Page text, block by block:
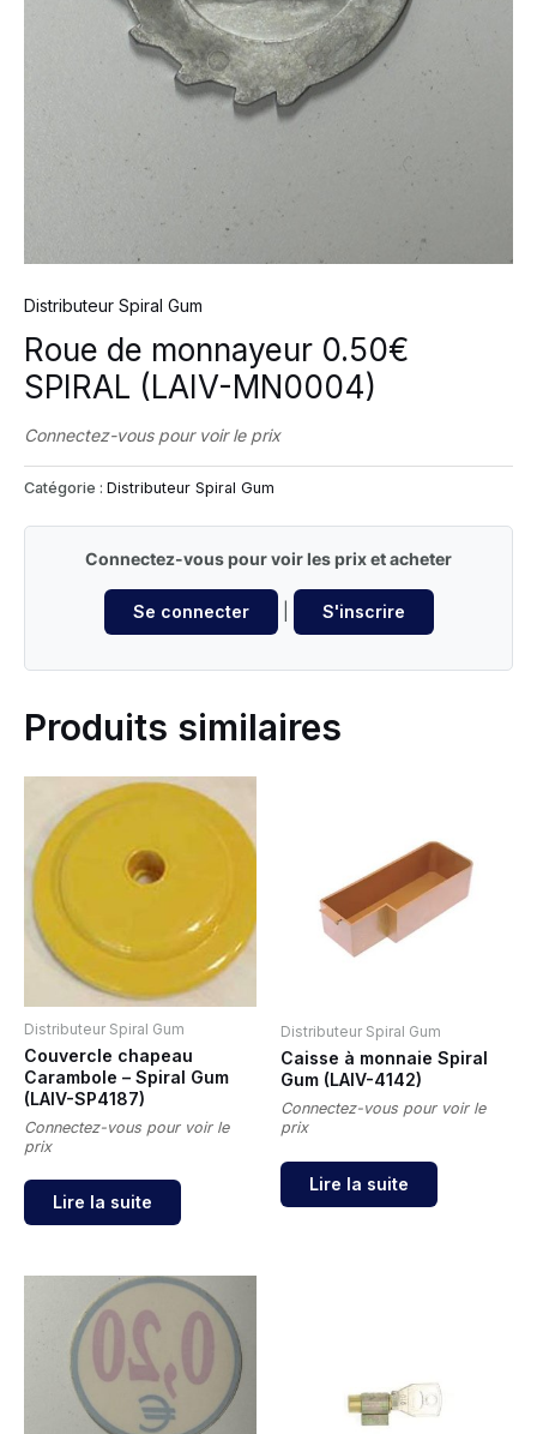
Distributeur Spiral Gum
Roue de monnayeur 0.50€
SPIRAL (LAIV-MN0004)
Connectez-vous pour voir le prix
Catégorie : Distributeur Spiral Gum
Connectez-vous pour voir les prix et acheter
Se connecter S'inscrire
Produits similaires
Distributeur Spiral Gum
Couvercle chapeau
Carambole – Spiral Gum
(LAIV-SP4187)
Connectez-vous pour voir le
prix
Lire la suite
Distributeur Spiral Gum
Caisse à monnaie Spiral
Gum (LAIV-4142)
Connectez-vous pour voir le
prix
Lire la suite